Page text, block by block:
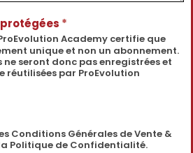
*
Academy certifie que
unique et non un abonnement.
seront donc pas enregistrées et
réutilisées par ProEvolution
Conditions Générales de Vente &
Politique de Confidentialité.